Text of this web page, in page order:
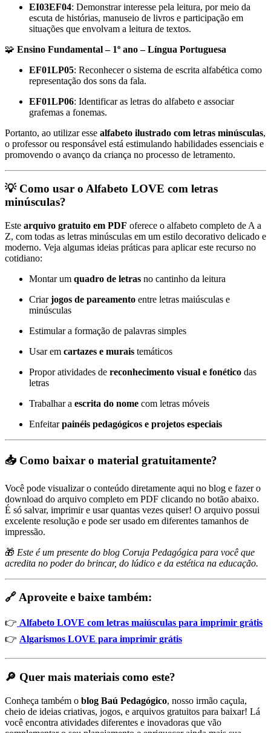
EI03EF04: Demonstrar interesse pela leitura, por meio da
escuta de histórias, manuseio de livros e participação em
situações que envolvam a leitura de textos.
🧩 Ensino Fundamental – 1º ano – Língua Portuguesa
EF01LP05: Reconhecer o sistema de escrita alfabética como
representação dos sons da fala.
EF01LP06: Identificar as letras do alfabeto e associar
grafemas a fonemas.
Portanto, ao utilizar esse alfabeto ilustrado com letras minúsculas,
o professor ou responsável está estimulando habilidades essenciais e
promovendo o avanço da criança no processo de letramento.
💡 Como usar o Alfabeto LOVE com letras
minúsculas?
Este arquivo gratuito em PDF oferece o alfabeto completo de A a
Z, com todas as letras minúsculas em um estilo decorativo delicado e
moderno. Veja algumas ideias práticas para aplicar este recurso no
cotidiano:
Montar um quadro de letras no cantinho da leitura
Criarjogos de pareamento entre letras maiúsculas e
minúsculas
Estimular a formação de palavras simples
Usar em cartazes e murais temáticos
Propor atividades de reconhecimento visual e fonético das
letras
Trabalhar a escrita do nome com letras móveis
Enfeitarpainéis pedagógicos e projetos especiais
📥 Como baixar o material gratuitamente?
Você pode visualizar o conteúdo diretamente aqui no blog e fazer o
download do arquivo completo em PDF clicando no botão abaixo.
É só salvar, imprimir e usar quantas vezes quiser! O arquivo possui
excelente resolução e pode ser usado em diferentes tamanhos de
impressão.
🎁 Este é um presente do blog Coruja Pedagógica para você que
acredita no poder do brincar, do lúdico e da estética na educação.
🔗 Aproveite e baixe também:
👉 Alfabeto LOVE com letras maiúsculas para imprimir grátis
👉 Algarismos LOVE para imprimir grátis
🔎 Quer mais materiais como este?
Conheça também o blog Baú Pedagógico, nosso irmão caçula,
cheio de ideias criativas, jogos, e arquivos gratuitos para baixar! Lá
você encontra atividades diferentes e inovadoras que vão